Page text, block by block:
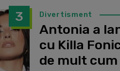
3 Divertisment
Antonia a
cu Killa
de mult cum